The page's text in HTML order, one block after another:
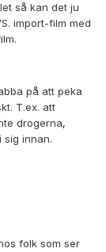
så kan det ju
import-film med
på att peka
T.ex. att
drogerna,
sig innan.
folk som ser